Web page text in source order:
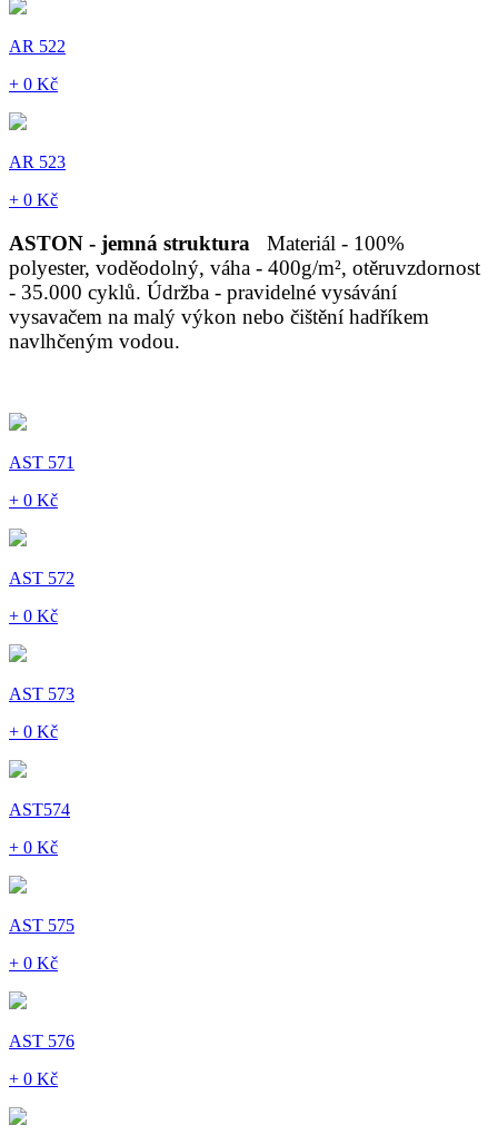
AR 522
+ 0 Kč
AR 523
+ 0 Kč
ASTON - jemná struktura
Materiál - 100%
polyester, voděodolný, váha - 400g/m², otěruvzdornost
- 35.000 cyklů. Údržba - pravidelné vysávání
vysavačem na malý výkon nebo čištění hadříkem
navlhčeným vodou.
AST 571
+ 0 Kč
AST 572
+ 0 Kč
AST 573
+ 0 Kč
AST574
+ 0 Kč
AST 575
+ 0 Kč
AST 576
+ 0 Kč